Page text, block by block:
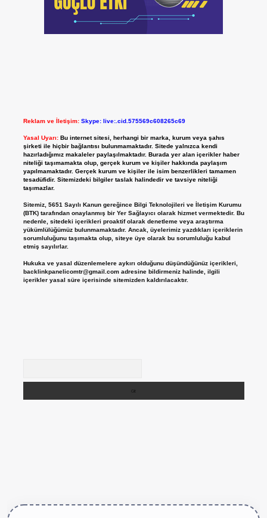
Reklam ve İletişim: Skype: live:.cid.575569c608265c69
Yasal Uyarı: Bu internet sitesi, herhangi bir marka, kurum veya şahıs
şirketi ile hiçbir bağlantısı bulunmamaktadır. Sitede yalnızca kendi
hazırladığımız makaleler paylaşılmaktadır. Burada yer alan içerikler haber
niteliği taşımamakta olup, gerçek kurum ve kişiler hakkında paylaşım
yapılmamaktadır. Gerçek kurum ve kişiler ile isim benzerlikleri tamamen
tesadüfidir. Sitemizdeki bilgiler taslak halindedir ve tavsiye niteliği
taşımazlar.
Sitemiz, 5651 Sayılı Kanun gereğince Bilgi Teknolojileri ve İletişim Kurumu
(BTK) tarafından onaylanmış bir Yer Sağlayıcı olarak hizmet vermektedir. Bu
nedenle, sitedeki içerikleri proaktif olarak denetleme veya araştırma
yükümlülüğümüz bulunmamaktadır. Ancak, üyelerimiz yazdıkları içeriklerin
sorumluluğunu taşımakta olup, siteye üye olarak bu sorumluluğu kabul
etmiş sayılırlar.
Hukuka ve yasal düzenlemelere aykırı olduğunu düşündüğünüz içerikleri,
backlinkpanelicomtr@gmail.comadresine bildirmeniz halinde, ilgili
içerikler yasal süre içerisinde sitemizden kaldırılacaktır.